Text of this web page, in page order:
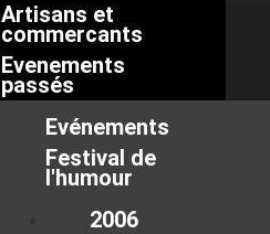
Artisans et
commercants
Evenements
passés
Evénements
Festival de
l'humour
2006